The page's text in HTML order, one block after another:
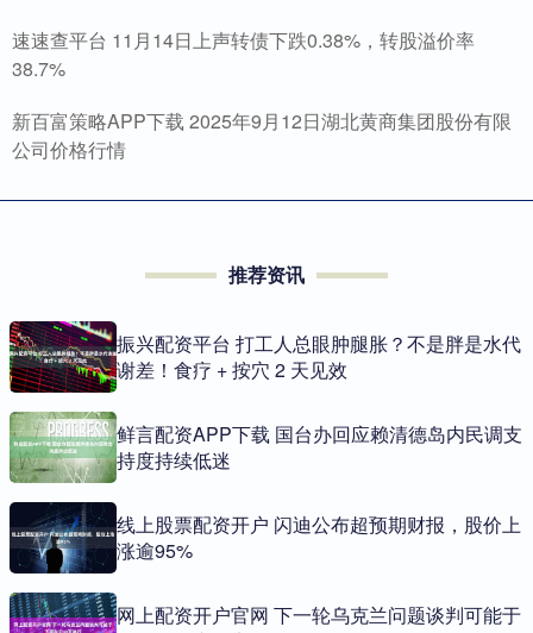
速速查平台 11月14日上声转债下跌0.38%，转股溢价率
38.7%
新百富策略APP下载 2025年9月12日湖北黄商集团股份有限
公司价格行情
推荐资讯
振兴配资平台 打工人总眼肿腿胀？不是胖是水代
谢差！食疗 + 按穴 2 天见效
鲜言配资APP下载 国台办回应赖清德岛内民调支
持度持续低迷
线上股票配资开户 闪迪公布超预期财报，股价上
涨逾95%
网上配资开户官网 下一轮乌克兰问题谈判可能于